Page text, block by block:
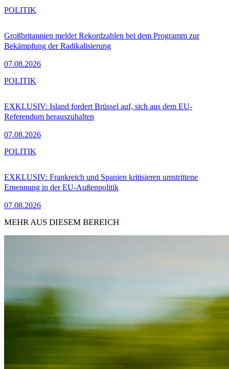
Großbritannien meldet Rekordzahlen bei dem Programm zur
Bekämpfung der Radikalisierung
07.08.2026
POLITIK
EXKLUSIV: Island fordert Brüssel auf, sich aus dem EU-
Referendum herauszuhalten
07.08.2026
POLITIK
EXKLUSIV: Frankreich und Spanien kritisieren umstrittene
Ernennung in der EU-Außenpolitik
07.08.2026
POLITIK
MEHR AUS DIESEM BEREICH